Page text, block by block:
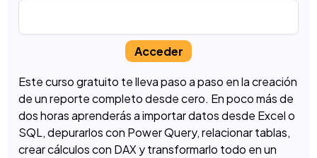
Acceder
Este curso gratuito te lleva paso a paso en la creación
de un reporte completo desde cero. En poco más de
dos horas aprenderás a importar datos desde Excel o
SQL, depurarlos con Power Query, relacionar tablas,
crear cálculos con DAX y transformarlo todo en un